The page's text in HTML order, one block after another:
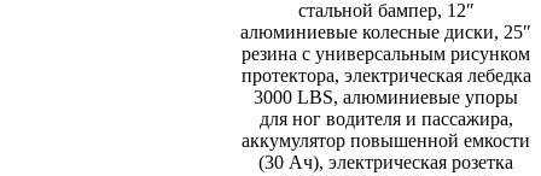
стальной бампер, 12″
алюминиевые колесные диски, 25″
резина с универсальным рисунком
протектора, электрическая лебедка
3000 LBS, алюминиевые упоры
для ног водителя и пассажира,
аккумулятор повышенной емкости
(30 Ач), электрическая розетка